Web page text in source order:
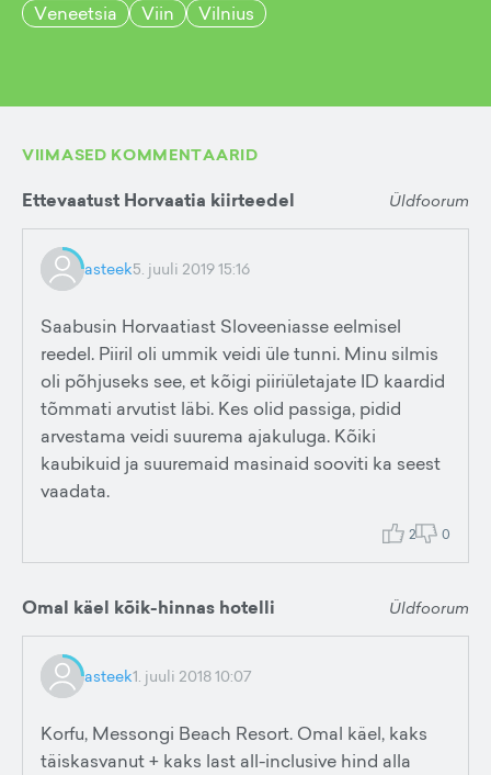
Veneetsia
Viin Vilnius
VIIMASED KOMMENTAARID
Ettevaatust Horvaatia kiirteedel Üldfoorum
asteek5. juuli 2019 15:16
Saabusin Horvaatiast Sloveeniasse eelmisel
reedel. Piiril oli ummik veidi üle tunni. Minu silmis
oli põhjuseks see, et kõigi piiriületajate ID kaardid
tõmmati arvutist läbi. Kes olid passiga, pidid
arvestama veidi suurema ajakuluga. Kõiki
kaubikuid ja suuremaid masinaid sooviti ka seest
vaadata.
2 0
Omal käel kõik-hinnas hotelli Üldfoorum
asteek1. juuli 2018 10:07
Korfu, Messongi Beach Resort. Omal käel, kaks
täiskasvanut + kaks last all-inclusive hind alla